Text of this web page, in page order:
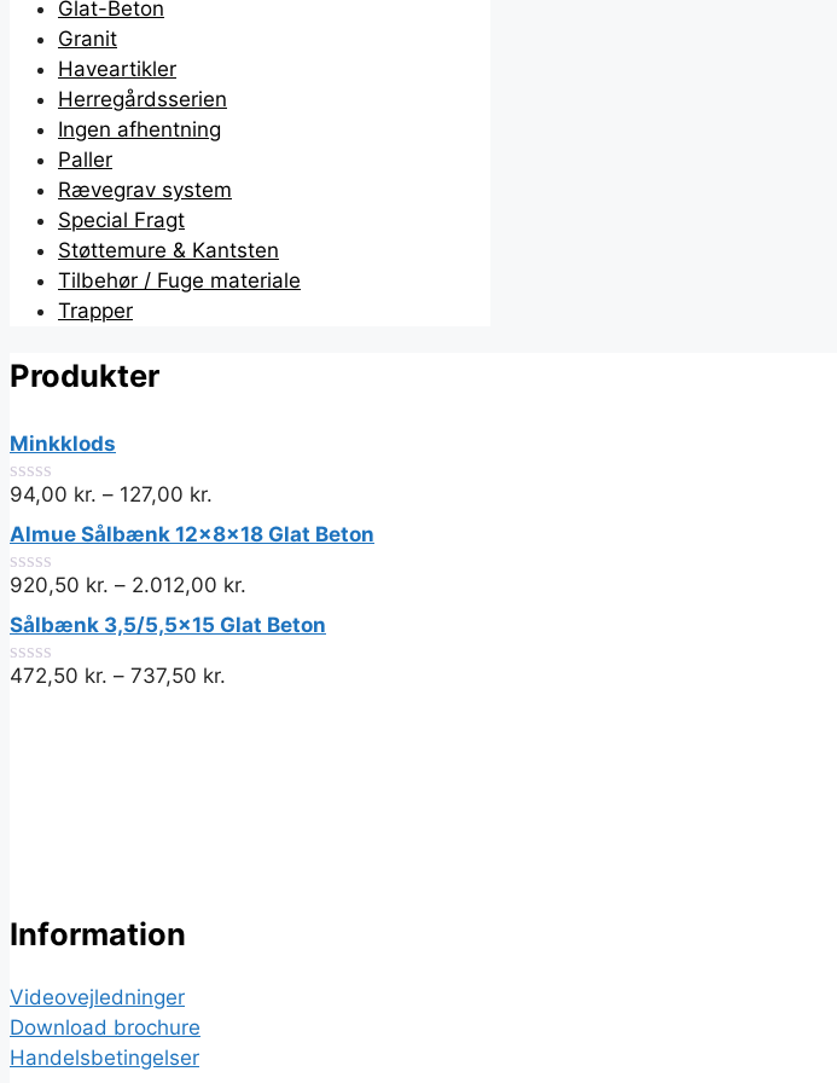
Glat-Beton
Granit
Haveartikler
Herregårdsserien
Ingen afhentning
Paller
Rævegrav system
Special Fragt
Støttemure & Kantsten
Tilbehør / Fuge materiale
Trapper
Produkter
Minkklods
0
ud
af
5
94,00 kr. – 127,00 kr.
Almue Sålbænk 12x8x18 Glat Beton
0
ud
af
5
920,50 kr. – 2.012,00 kr.
Sålbænk 3,5/5,5x15 Glat Beton
0
472,50 kr. – 737,50 kr.
Information
Videovejledninger
Download brochure
Handelsbetingelser